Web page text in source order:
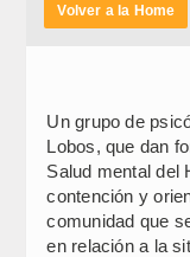
Volver a la Home
Un grupo de
Lobos, que dan
Salud mental del
contención y
comunidad que
en relación a la